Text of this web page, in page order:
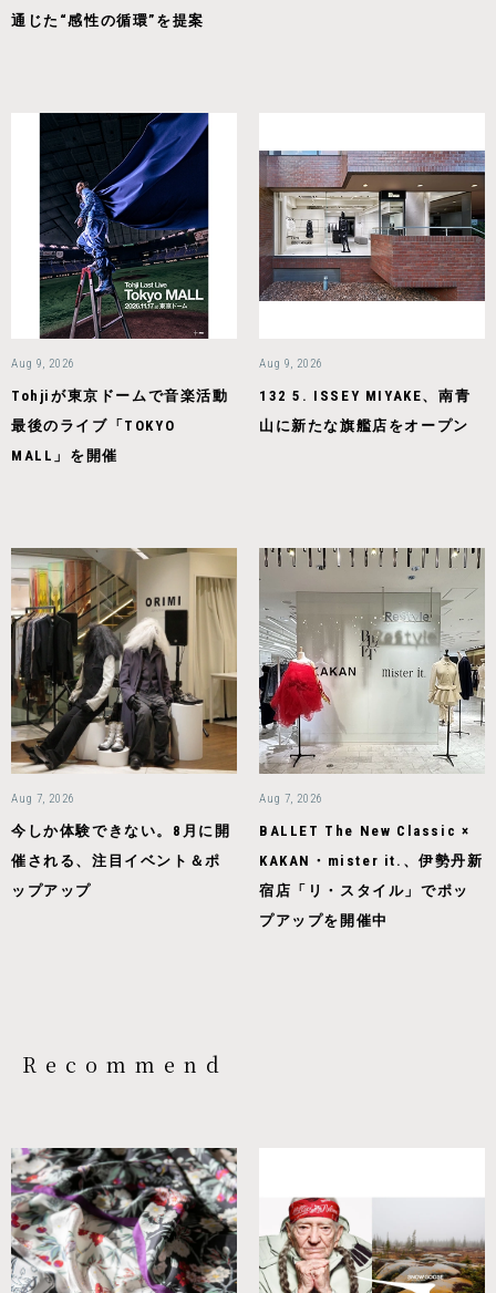
通じた“感性の循環”を提案
Aug 9, 2026
Tohjiが東京ドームで音楽活動
最後のライブ「TOKYO
MALL」を開催
Aug 9, 2026
132 5. ISSEY MIYAKE、南青
山に新たな旗艦店をオープン
Aug 7, 2026
今しか体験できない。8月に開
催される、注目イベント＆ポ
ップアップ
Aug 7, 2026
BALLET The New Classic ×
KAKAN・mister it.、伊勢丹新
宿店「リ・スタイル」でポッ
プアップを開催中
Recommend